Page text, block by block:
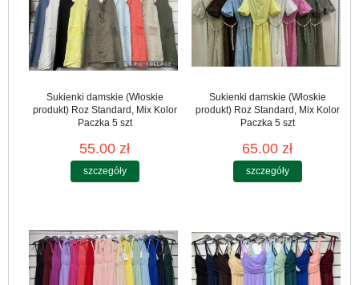
Sukienki damskie (Włoskie
produkt) Roz Standard, Mix Kolor
Paczka 5 szt
55.00 zł
szczegóły
Sukienki damskie (Włoskie
produkt) Roz Standard, Mix Kolor
Paczka 5 szt
65.00 zł
szczegóły